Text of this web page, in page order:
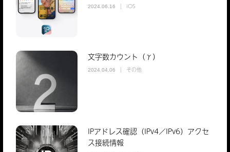
2024.06.16 iOS
文字数カウント（γ）
2024.04.06 その他
IPアドレス確認（IPv4／IPv6）アクセ
ス接続情報